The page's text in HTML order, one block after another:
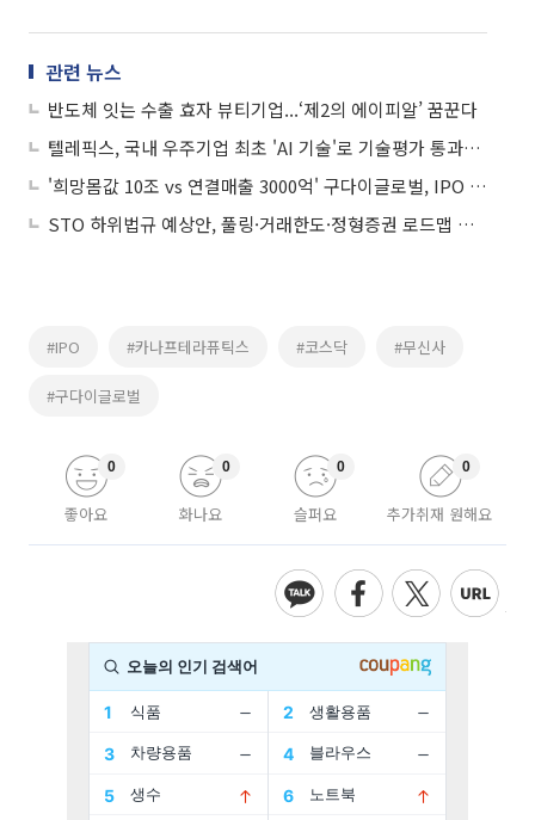
관련 뉴스
반도체 잇는 수출 효자 뷰티기업...‘제2의 에이피알’ 꿈꾼다
텔레픽스, 국내 우주기업 최초 'AI 기술'로 기술평가 통과…하반기 IPO 시동
'희망몸값 10조 vs 연결매출 3000억' 구다이글로벌, IPO '데카콘 꿈' 통할까
STO 하위법규 예상안, 풀링·거래한도·정형증권 로드맵 제시
#IPO #카나프테라퓨틱스 #코스닥 #무신사
#구다이글로벌
좋아요
0
화나요
0
슬퍼요
0
추가취재 원해요
0